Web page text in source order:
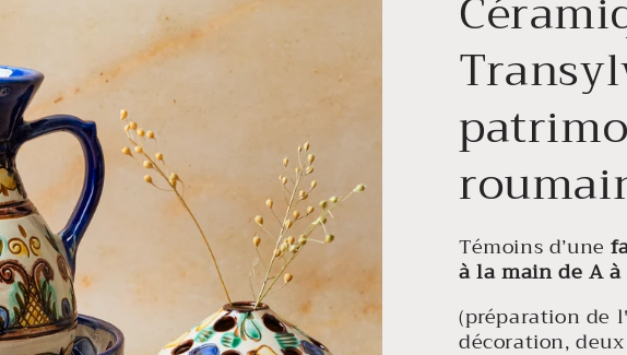
Témoins d’une
à la main de A
(préparation de
décoration, deux